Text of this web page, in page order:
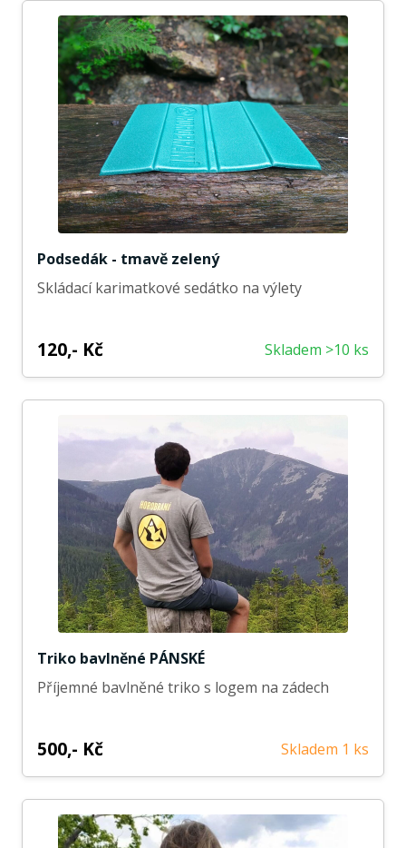
Podsedák - tmavě zelený
Skládací karimatkové sedátko na výlety
120,- Kč Skladem >10 ks
Triko bavlněné PÁNSKÉ
Příjemné bavlněné triko s logem na zádech
500,- Kč Skladem 1 ks